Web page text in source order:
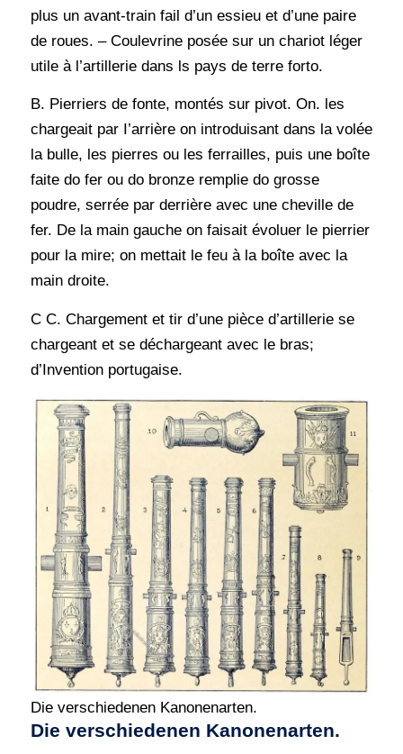
plus un avant-train fail d’un essieu et d’une paire
de roues. – Coulevrine posée sur un chariot léger
utile à l’artillerie dans ls pays de terre forto.
B. Pierriers de fonte, montés sur pivot. On. les
chargeait par I’arrière on introduisant dans la volée
la bulle, les pierres ou les ferrailles, puis une boîte
faite do fer ou do bronze remplie do grosse
poudre, serrée par derrière avec une cheville de
fer. De la main gauche on faisait évoluer le pierrier
pour la mire; on mettait le feu à la boîte avec la
main droite.
C C. Chargement et tir d’une pièce d’artillerie se
chargeant et se déchargeant avec le bras;
d’Invention portugaise.
Die verschiedenen Kanonenarten.
Die verschiedenen Kanonenarten.